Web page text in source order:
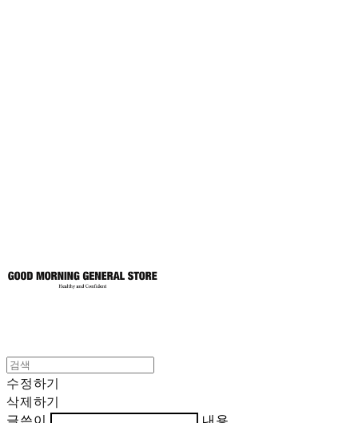
수정하기
삭제하기